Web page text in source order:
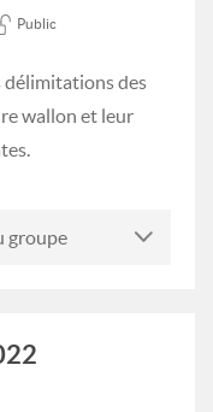
Public
délimitations des
wallon et leur
groupe